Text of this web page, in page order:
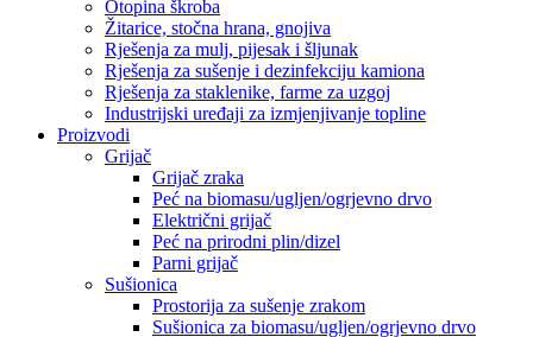
Otopina škroba
Žitarice, stočna hrana, gnojiva
Rješenja za mulj, pijesak i šljunak
Rješenja za sušenje i dezinfekciju kamiona
Rješenja za staklenike, farme za uzgoj
Industrijski uređaji za izmjenjivanje topline
Proizvodi
Grijač
Grijač zraka
Peć na biomasu/ugljen/ogrjevno drvo
Električni grijač
Peć na prirodni plin/dizel
Parni grijač
Sušionica
Prostorija za sušenje zrakom
Sušionica za biomasu/ugljen/ogrjevno drvo